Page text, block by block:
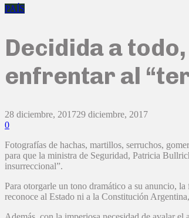
PAÍS
Decidida a
enfrentar al
28 diciembre, 201729 diciembre, 2017
0
Fotografías de hachas, martillos, serruchos,
para que la ministra de Seguridad, Patricia
insurreccional”.
Para otorgarle un tono dramático a su anuncio,
reconoce al Estado ni a la Constitución